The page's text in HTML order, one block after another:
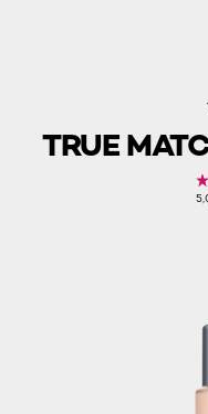
TRUE